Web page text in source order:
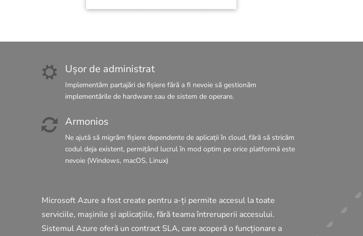
Ușor de administrat
Implementăm partajări de fișiere fără a fi nevoie să gestionăm
implementările de hardware sau de sistem de operare.
Armonios
Ne ajută să migrăm fișiere dependente de aplicații în cloud, fără să stricăm
codul deja existent, permițând lucrul în mod optim pe orice platformă este
nevoie (Windows, macOS, Linux)
Microsoft Azure a fost create pentru a-ți permite accesul la toate
serviciile, mașinile și aplicațiile, fără teama întreruperii accesului.
Sistemul Azure oferă un contract SLA, care acoperă o funcționare a